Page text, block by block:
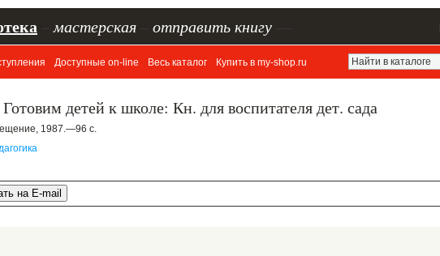
мастерская отправить книгу
Доступные on-line Весь каталог Купить в my-shop.ru
детей к школе: Кн. для воспитателя дет. сада
1987.—96 с.